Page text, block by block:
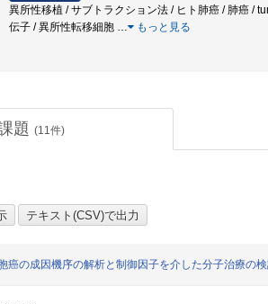
異所性移植 / サブトラクション法 / ヒト肺癌 / 肺癌 /
伝子 / 異所性転移細胞 … もっと見る
題 (11件)
癌の成因機序の解析と制御因子を介した分子治療の